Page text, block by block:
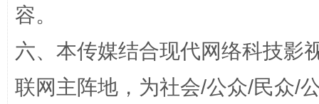
容。
六、本传媒结合现代网络科技影
联网主阵地，为社会/公众/民众/